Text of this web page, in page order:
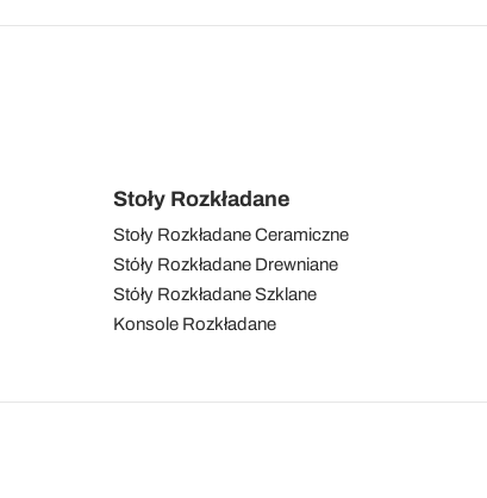
Stoły Rozkładane
Stoły Rozkładane Ceramiczne
Stóły Rozkładane Drewniane
Stóły Rozkładane Szklane
Konsole Rozkładane